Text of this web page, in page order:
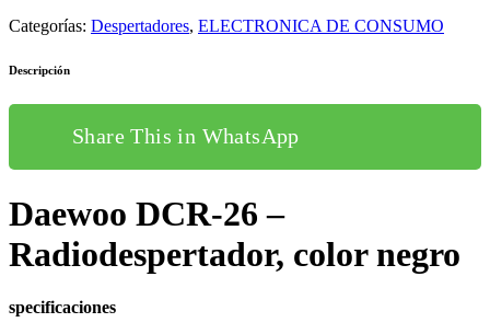
Categorías: Despertadores, ELECTRONICA DE CONSUMO
Descripción
Share This in WhatsApp
Daewoo DCR-26 –
Radiodespertador, color negro
specificaciones